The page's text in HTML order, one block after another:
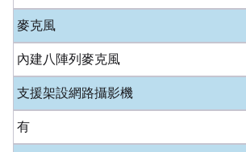
麥克風
內建八陣列麥克風
支援架設網路攝影機
有